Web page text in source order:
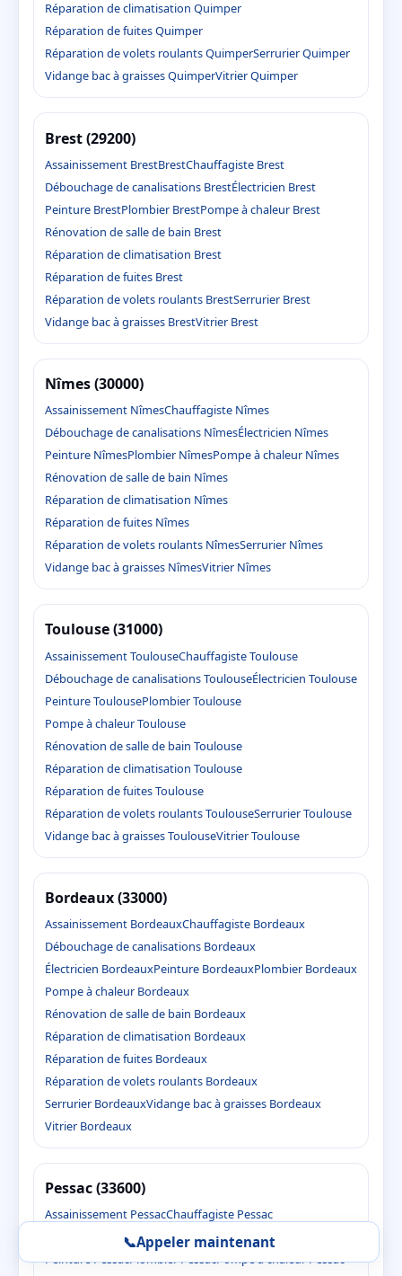
Réparation de climatisation Quimper
Réparation de fuites Quimper
Réparation de volets roulants QuimperSerrurier Quimper
Vidange bac à graisses QuimperVitrier Quimper
Brest (29200)
Assainissement BrestBrestChauffagiste Brest
Débouchage de canalisations BrestÉlectricien Brest
Peinture BrestPlombier BrestPompe à chaleur Brest
Rénovation de salle de bain Brest
Réparation de climatisation Brest
Réparation de fuites Brest
Réparation de volets roulants BrestSerrurier Brest
Vidange bac à graisses BrestVitrier Brest
Nîmes (30000)
Assainissement NîmesChauffagiste Nîmes
Débouchage de canalisations NîmesÉlectricien Nîmes
Peinture NîmesPlombier NîmesPompe à chaleur Nîmes
Rénovation de salle de bain Nîmes
Réparation de climatisation Nîmes
Réparation de fuites Nîmes
Réparation de volets roulants NîmesSerrurier Nîmes
Vidange bac à graisses NîmesVitrier Nîmes
Toulouse (31000)
Assainissement ToulouseChauffagiste Toulouse
Débouchage de canalisations ToulouseÉlectricien Toulouse
Peinture ToulousePlombier Toulouse
Pompe à chaleur Toulouse
Rénovation de salle de bain Toulouse
Réparation de climatisation Toulouse
Réparation de fuites Toulouse
Réparation de volets roulants ToulouseSerrurier Toulouse
Vidange bac à graisses ToulouseVitrier Toulouse
Bordeaux (33000)
Assainissement BordeauxChauffagiste Bordeaux
Débouchage de canalisations Bordeaux
Électricien BordeauxPeinture BordeauxPlombier Bordeaux
Pompe à chaleur Bordeaux
Rénovation de salle de bain Bordeaux
Réparation de climatisation Bordeaux
Réparation de fuites Bordeaux
Réparation de volets roulants Bordeaux
Serrurier BordeauxVidange bac à graisses Bordeaux
Vitrier Bordeaux
Pessac (33600)
Assainissement PessacChauffagiste Pessac
Débouchage de canalisations PessacÉlectricien Pessac
Peinture PessacPlombier PessacPompe à chaleur Pessac
📞Appeler maintenant